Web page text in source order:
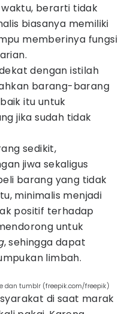
berarti tidak
biasanya memiliki
memberinya fungsi
dengan istilah
barang-barang
itu untuk
jika sudah tidak
sedikit,
jiwa sekaligus
barang yang tidak
minimalis menjadi
positif terhadap
untuk
, sehingga dapat
limbah.
dan tumblr (freepik.com/freepik)
di saat marak